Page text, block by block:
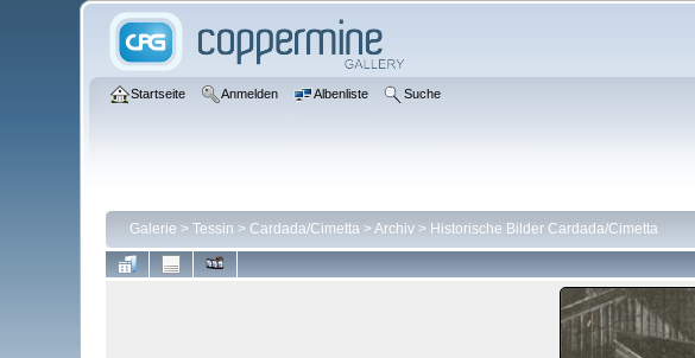
Startseite Anmelden Albenliste Suche
Galerie > Tessin > Cardada/Cimetta>Archiv> Historische Bilder Cardada/Cimetta